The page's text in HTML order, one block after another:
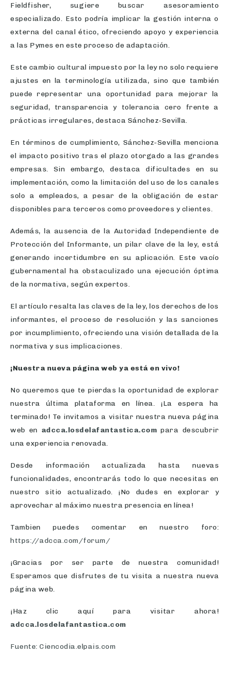
Fieldfisher, sugiere buscar asesoramiento
especializado. Esto podría implicar la gestión interna o
externa del canal ético, ofreciendo apoyo y experiencia
a las Pymes en este proceso de adaptación.
Este cambio cultural impuesto por la ley no solo requiere
ajustes en la terminología utilizada, sino que también
puede representar una oportunidad para mejorar la
seguridad, transparencia y tolerancia cero frente a
prácticas irregulares, destaca Sánchez-Sevilla.
En términos de cumplimiento, Sánchez-Sevilla menciona
el impacto positivo tras el plazo otorgado a las grandes
empresas. Sin embargo, destaca dificultades en su
implementación, como la limitación del uso de los canales
solo a empleados, a pesar de la obligación de estar
disponibles para terceros como proveedores y clientes.
Además, la ausencia de la Autoridad Independiente de
Protección del Informante, un pilar clave de la ley, está
generando incertidumbre en su aplicación. Este vacío
gubernamental ha obstaculizado una ejecución óptima
de la normativa, según expertos.
El artículo resalta las claves de la ley, los derechos de los
informantes, el proceso de resolución y las sanciones
por incumplimiento, ofreciendo una visión detallada de la
normativa y sus implicaciones.
¡Nuestra nueva página web ya está en vivo!
No queremos que te pierdas la oportunidad de explorar
nuestra última plataforma en línea. ¡La espera ha
terminado! Te invitamos a visitar nuestra nueva página
web en adcca.losdelafantastica.com para descubrir
una experiencia renovada.
Desde información actualizada hasta nuevas
funcionalidades, encontrarás todo lo que necesitas en
nuestro sitio actualizado. ¡No dudes en explorar y
aprovechar al máximo nuestra presencia en línea!
Tambien puedes comentar en nuestro foro:
https://adcca.com/forum/
¡Gracias por ser parte de nuestra comunidad!
Esperamos que disfrutes de tu visita a nuestra nueva
página web.
¡Haz clic aquí para visitar ahora!
adcca.losdelafantastica.com
Fuente: Ciencodia.elpais.com